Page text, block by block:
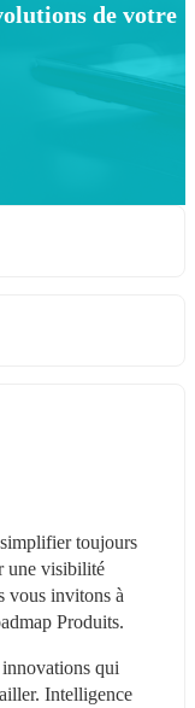
de votre
toujours
une visibilité
vous invitons à
Produits.
qui
Intelligence